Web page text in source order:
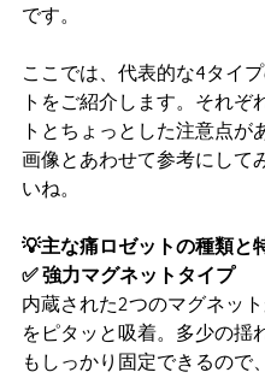
です。
ここでは、代表的な4タイ
トをご紹介します。それぞ
トとちょっとした注意点が
画像とあわせて参考にして
いね。
💡主な痛ロゼットの種類と
✅ 強力マグネットタイプ
内蔵された2つのマグネッ
をピタッと吸着。多少の揺
もしっかり固定できるので